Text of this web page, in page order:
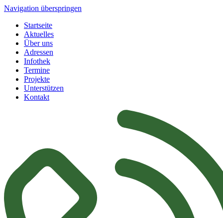
Navigation überspringen
Startseite
Aktuelles
Über uns
Adressen
Infothek
Termine
Projekte
Unterstützen
Kontakt